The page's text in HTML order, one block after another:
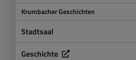
Krumbacher Geschichten
Stadtsaal
Geschichte